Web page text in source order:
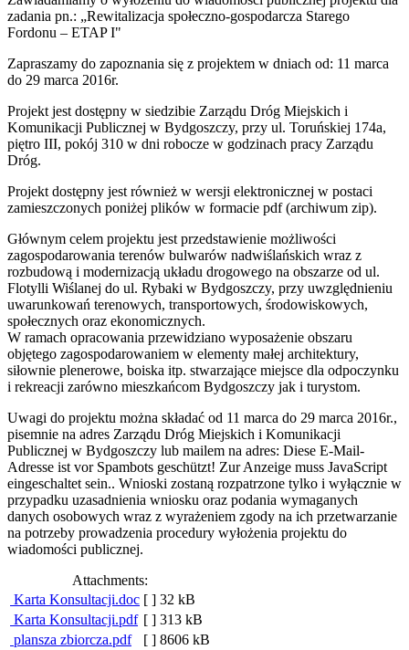
zadania pn.: „Rewitalizacja społeczno-gospodarcza Starego
Fordonu – ETAP I"
Zapraszamy do zapoznania się z projektem w dniach od: 11 marca
do 29 marca 2016r.
Projekt jest dostępny w siedzibie Zarządu Dróg Miejskich i
Komunikacji Publicznej w Bydgoszczy, przy ul. Toruńskiej 174a,
piętro III, pokój 310 w dni robocze w godzinach pracy Zarządu
Dróg.
Projekt dostępny jest również w wersji elektronicznej w postaci
zamieszczonych poniżej plików w formacie pdf (archiwum zip).
Głównym celem projektu jest przedstawienie możliwości
zagospodarowania terenów bulwarów nadwiślańskich wraz z
rozbudową i modernizacją układu drogowego na obszarze od ul.
Flotylli Wiślanej do ul. Rybaki w Bydgoszczy, przy uwzględnieniu
uwarunkowań terenowych, transportowych, środowiskowych,
społecznych oraz ekonomicznych.
W ramach opracowania przewidziano wyposażenie obszaru
objętego zagospodarowaniem w elementy małej architektury,
siłownie plenerowe, boiska itp. stwarzające miejsce dla odpoczynku
i rekreacji zarówno mieszkańcom Bydgoszczy jak i turystom.
Uwagi do projektu można składać od 11 marca do 29 marca 2016r.,
pisemnie na adres Zarządu Dróg Miejskich i Komunikacji
Publicznej w Bydgoszczy lub mailem na adres: Diese E-Mail-
Adresse ist vor Spambots geschützt! Zur Anzeige muss JavaScript
eingeschaltet sein.. Wnioski zostaną rozpatrzone tylko i wyłącznie w
przypadku uzasadnienia wniosku oraz podania wymaganych
danych osobowych wraz z wyrażeniem zgody na ich przetwarzanie
na potrzeby prowadzenia procedury wyłożenia projektu do
wiadomości publicznej.
Attachments:
Karta Konsultacji.doc [ ] 32 kB
Karta Konsultacji.pdf [ ] 313 kB
plansza zbiorcza.pdf
[ ] 8606 kB